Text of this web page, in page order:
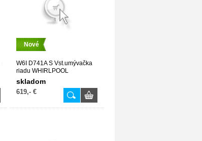
Nové
W6I D741A S Vst.umývačka
riadu WHIRLPOOL
skladom
619,- €